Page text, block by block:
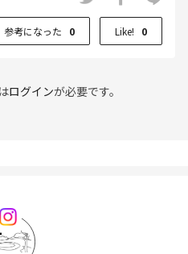
参考になった 0 Like! 0
ログインが必要です。